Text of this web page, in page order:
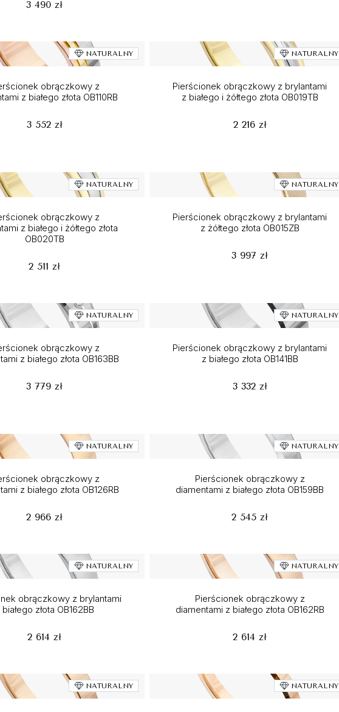
3 490 zł
NATURALNY
obrączkowy z
z białego złota OB110RB
3 552 zł
NATURALNY
Pierścionek obrączkowy z brylantami
z białego i żółtego złota OB019TB
2 216 zł
NATURALNY
obrączkowy z
z białego i żółtego złota
OB020TB
2 511 zł
NATURALNY
Pierścionek obrączkowy z brylantami
z żółtego złota OB015ZB
3 997 zł
NATURALNY
obrączkowy z
z białego złota OB163BB
3 779 zł
NATURALNY
Pierścionek obrączkowy z brylantami
z białego złota OB141BB
3 332 zł
NATURALNY
obrączkowy z
z białego złota OB126RB
2 966 zł
NATURALNY
Pierścionek obrączkowy z
diamentami z białego złota OB159BB
2 545 zł
NATURALNY
obrączkowy z brylantami
białego złota OB162BB
2 614 zł
NATURALNY
Pierścionek obrączkowy z
diamentami z białego złota OB162RB
2 614 zł
NATURALNY NATURALNY